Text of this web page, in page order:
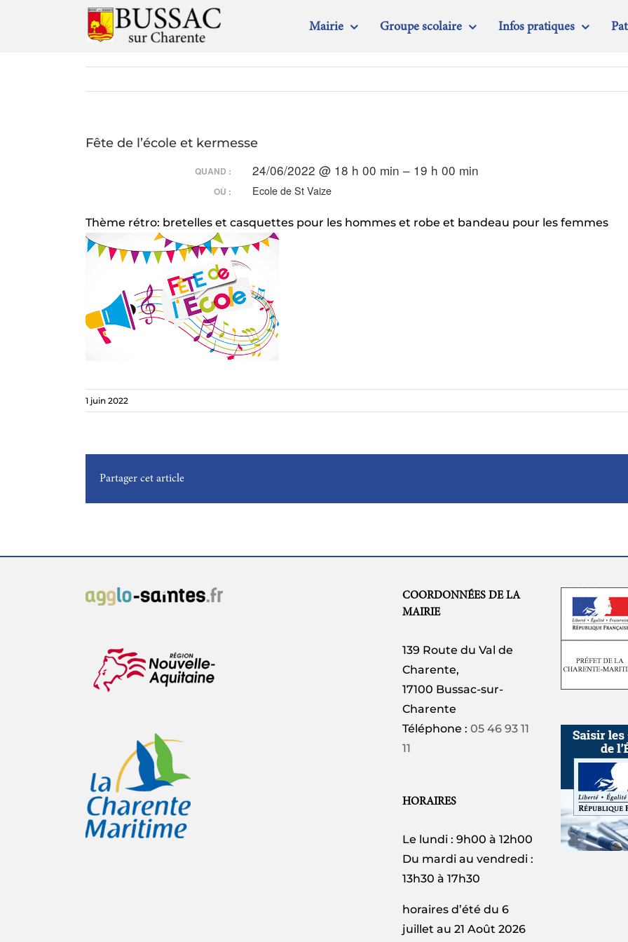
Mairie Groupe scolaire Infos pratiques
Fête de l’école et kermesse
QUAND : 24/06/2022 @ 18 h 00 min – 19 h 00 min
OÙ : Ecole de St Vaize
Thème rétro: bretelles et casquettes pour les hommes et robe et bandeau pour les femmes
1 juin 2022
Partager cet article
COORDONNÉES DE LA
MAIRIE
139 Route du Val de
Charente,
17100 Bussac-sur-
Charente
Téléphone : 05 46 93 11
11
HORAIRES
Le lundi : 9h00 à 12h00
Du mardi au vendredi :
13h30 à 17h30
horaires d’été du 6
juillet au 21 Août 2026